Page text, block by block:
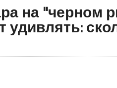
на "черном
удивлять: